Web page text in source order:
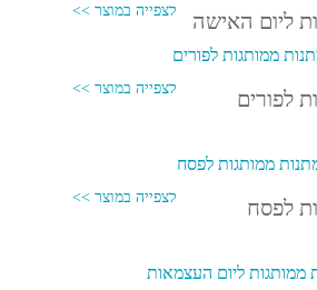
ממותגות לפורים
ממותגות לפסח
ממותגות ליום העצמאות